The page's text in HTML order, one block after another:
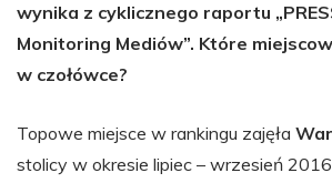
wynika z cyklicznego raportu
Monitoring Mediów”. Które
w czołówce?
Topowe miejsce w rankingu zajęła
stolicy w okresie lipiec – wrzesień